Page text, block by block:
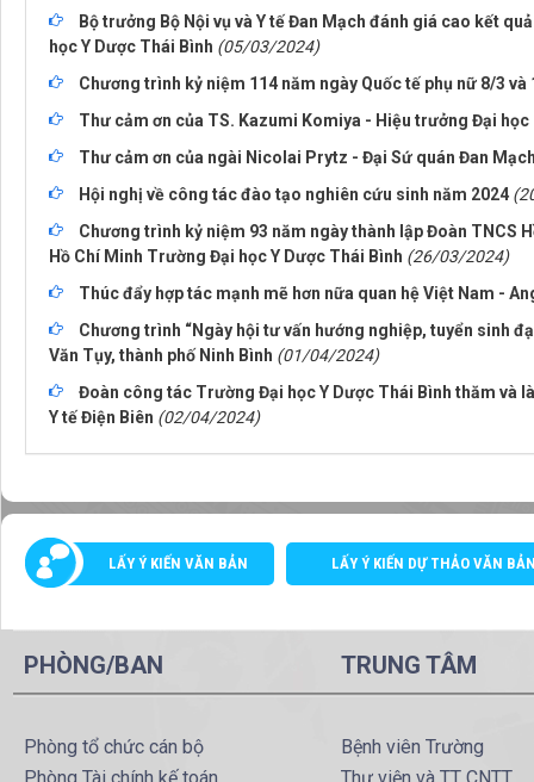
Bộ trưởng Bộ Nội vụ và Y tế Đan Mạch đánh giá cao kết
học Y Dược Thái Bình (05/03/2024)
Chương trình kỷ niệm 114 năm ngày Quốc tế phụ nữ 8/3
Thư cảm ơn của TS. Kazumi Komiya - Hiệu trưởng Đại học
Thư cảm ơn của ngài Nicolai Prytz - Đại Sứ quán Đan
Hội nghị về công tác đào tạo nghiên cứu sinh năm 2024
Chương trình kỷ niệm 93 năm ngày thành lập Đoàn TNCS
Hồ Chí Minh Trường Đại học Y Dược Thái Bình (26/03/2024)
Thúc đẩy hợp tác mạnh mẽ hơn nữa quan hệ Việt Nam -
Chương trình “Ngày hội tư vấn hướng nghiệp, tuyển sinh
Văn Tụy, thành phố Ninh Bình (01/04/2024)
Đoàn công tác Trường Đại học Y Dược Thái Bình thăm và
Y tế Điện Biên (02/04/2024)
LẤY Ý KIẾN VĂN BẢN LẤY Ý KIẾN DỰ THẢO VĂN
PHÒNG/BAN
Phòng tổ chức cán bộ
TRUNG TÂM
Bệnh viên Trường